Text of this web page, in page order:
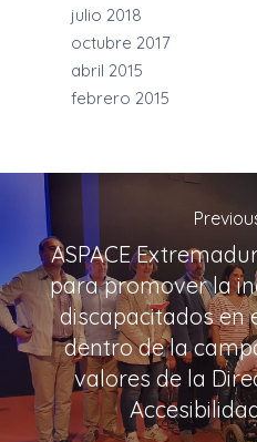
julio 2018
octubre 2017
abril 2015
febrero 2015
ASPACE
para promover la
discapacitados en
dentro de la
valores de la